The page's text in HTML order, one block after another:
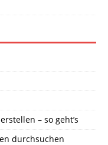
– so geht’s
durchsuchen